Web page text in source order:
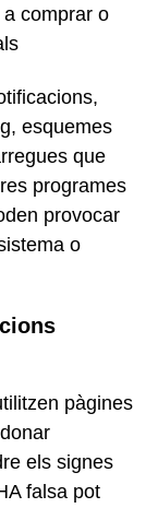
comprar o
esquemes
que
programes
provocar
o
pàgines
els signes
falsa pot